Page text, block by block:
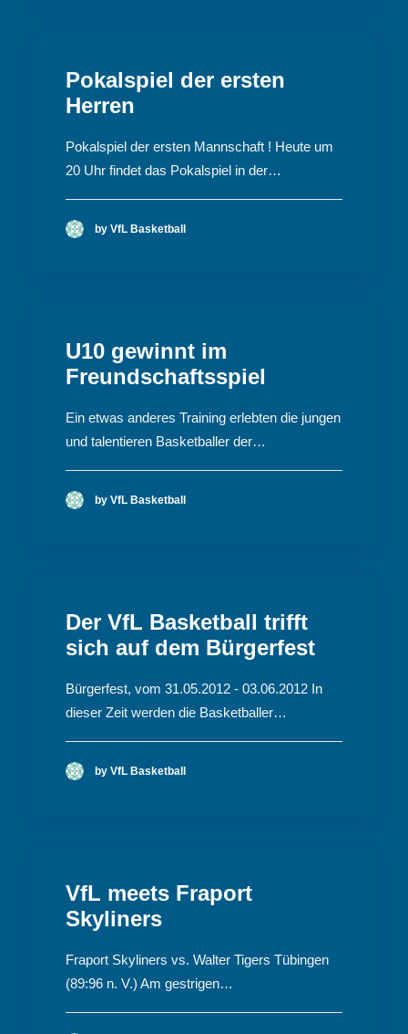
Pokalspiel der ersten
Herren
Pokalspiel der ersten Mannschaft ! Heute um
20 Uhr findet das Pokalspiel in der…
by VfL Basketball
U10 gewinnt im
Freundschaftsspiel
Ein etwas anderes Training erlebten die jungen
und talentieren Basketballer der…
by VfL Basketball
Der VfL Basketball trifft
sich auf dem Bürgerfest
Bürgerfest, vom 31.05.2012 - 03.06.2012 In
dieser Zeit werden die Basketballer…
by VfL Basketball
VfL meets Fraport
Skyliners
Fraport Skyliners vs. Walter Tigers Tübingen
(89:96 n. V.) Am gestrigen…